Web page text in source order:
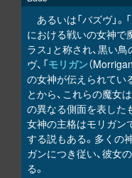
あるいは「バズヴ」。
における戦いの女神で
ラス」と称され、黒い
ヴ、「モリガン（Morrigan
の女神が伝えられてい
とから、これらの魔女
の異なる側面を表した
女神の主格はモリガン
する説もある。多くの
ガンにつき従い、彼女
る。